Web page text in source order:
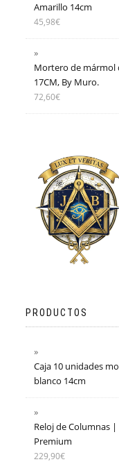
Amarillo 14cm
45,98€
Mortero de mármol
17CM, By Muro.
72,60€
PRODUCTOS
Caja 10 unidades
blanco 14cm
Reloj de Columnas |
Premium
229,90€